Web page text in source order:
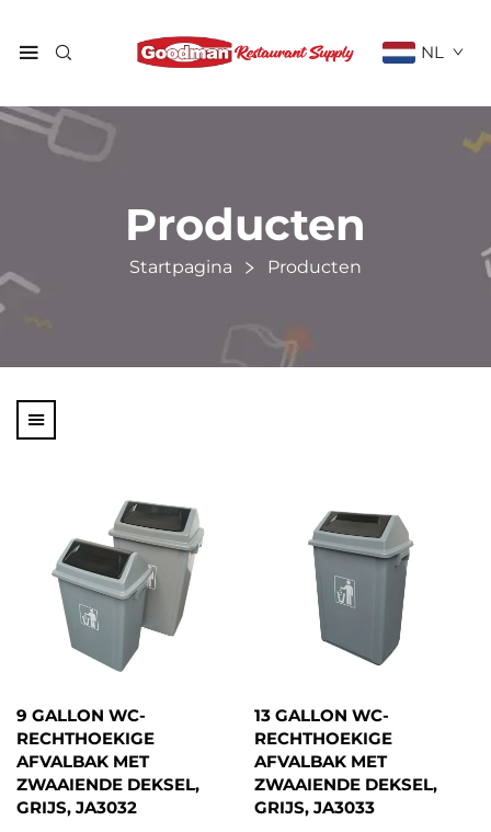
NL
Producten
Startpagina Producten
9 GALLON WC-
RECHTHOEKIGE
AFVALBAK MET
ZWAAIENDE DEKSEL,
GRIJS, JA3032
13 GALLON WC-
RECHTHOEKIGE
AFVALBAK MET
ZWAAIENDE DEKSEL,
GRIJS, JA3033